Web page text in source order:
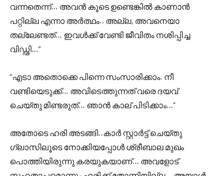
വന്നതെന്ന്… അവൻ കൂടെ ഉണ്ടെങ്കിൽ കാണാൻ
പറ്റില്ല എന്നാ അർത്ഥം.. അല്ല, അവനെയാ
തല്ലേണ്ടത്… ഇവൾക്ക് വേണ്ടി ജീവിതം നശിപ്പിച്ച
വിഡ്ഢി…”
“എടാ അതൊക്കെ പിന്നെ സംസാരിക്കാം. നീ
വണ്ടിയെടുക്ക്… അവിടെത്തുന്നത് വരെ ദയവ്
ചെയ്തു മിണ്ടരുത്… ഞാൻ കാല് പിടിക്കാം…”
അതോടെ ഹരി അടങ്ങി..കാർ സ്റ്റാർട്ട്‌ ചെയ്തു
ഗ്ലാസിലൂടെ നോക്കിയപ്പോൾ ശ്രീബാല മുഖം
പൊത്തിയിരുന്നു കരയുകയാണ്… അവളോട്